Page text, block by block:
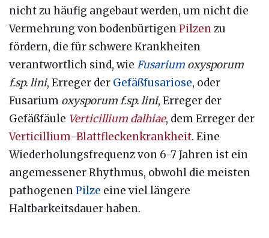
nicht zu häufig angebaut werden, um nicht die
Vermehrung von bodenbürtigenPilzenzu
fördern, die für schwere Krankheiten
verantwortlich sind, wie Fusarium oxysporum
f.sp. lini, Erreger der Gefäßfusariose, oder
Fusarium oxysporum f.sp. lini, Erreger der
Gefäßfäule Verticillium dalhiae, dem Erreger der
Verticillium-Blattfleckenkrankheit. Eine
Wiederholungsfrequenz von 6-7 Jahren ist ein
angemessener Rhythmus, obwohl die meisten
pathogenenPilze eine viel längere
Haltbarkeitsdauer haben.